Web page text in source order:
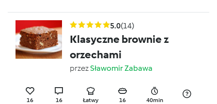
5.0(14)
Klasyczne brownie z
orzechami
przezSławomir Zabawa
16 16 Łatwy 16 40min